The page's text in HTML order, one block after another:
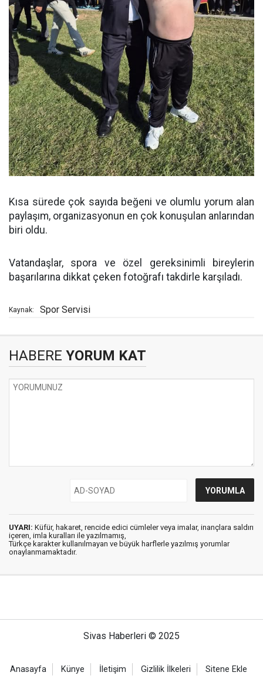
Kısa sürede çok sayıda beğeni ve olumlu yorum alan
paylaşım, organizasyonun en çok konuşulan anlarından
biri oldu.
Vatandaşlar, spora ve özel gereksinimli bireylerin
başarılarına dikkat çeken fotoğrafı takdirle karşıladı.
Kaynak: Spor Servisi
HABERE YORUM KAT
UYARI: Küfür, hakaret, rencide edici cümleler veya imalar, inançlara saldırı
içeren, imla kuralları ile yazılmamış,
Türkçe karakter kullanılmayan ve büyük harflerle yazılmış yorumlar
onaylanmamaktadır.
Sivas Haberleri © 2025
Anasayfa Künye İletişim Gizlilik İlkeleri Sitene Ekle